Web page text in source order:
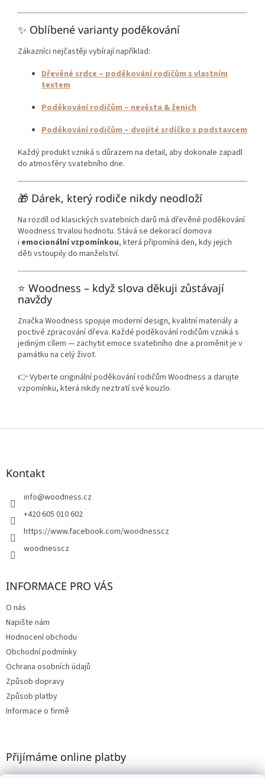
✨ Oblíbené varianty poděkování
Zákazníci nejčastěji vybírají například:
Dřevěné srdce – poděkování rodičům s vlastním
textem
Poděkování rodičům – nevěsta & ženich
Poděkování rodičům – dvojité srdíčko s podstavcem
Každý produkt vzniká s důrazem na detail, aby dokonale zapadl
do atmosféry svatebního dne.
🎁 Dárek, který rodiče nikdy neodloží
Na rozdíl od klasických svatebních darů má dřevěné poděkování
Woodness trvalou hodnotu. Stává se dekorací domova
i emocionální vzpomínkou, která připomíná den, kdy jejich
děti vstoupily do manželství.
⭐ Woodness – když slova děkuji zůstávají
navždy
Značka Woodness spojuje moderní design, kvalitní materiály a
poctivé zpracování dřeva. Každé poděkování rodičům vzniká s
jediným cílem — zachytit emoce svatebního dne a proměnit je v
památku na celý život.
👉 Vyberte originální poděkování rodičům Woodness a darujte
vzpomínku, která nikdy neztratí své kouzlo.
Z
Kontakt
info@woodness.cz
+420 605 010 602
https://www.facebook.com/woodnesscz
woodnesscz
INFORMACE PRO VÁS
O nás
Napište nám
Hodnocení obchodu
Obchodní podmínky
Ochrana osobních údajů
Způsob dopravy
Způsob platby
Informace o firmě
Přijímáme online platby